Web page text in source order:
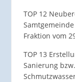
TOP 12
Fraktion vom
TOP 13
Sanierung